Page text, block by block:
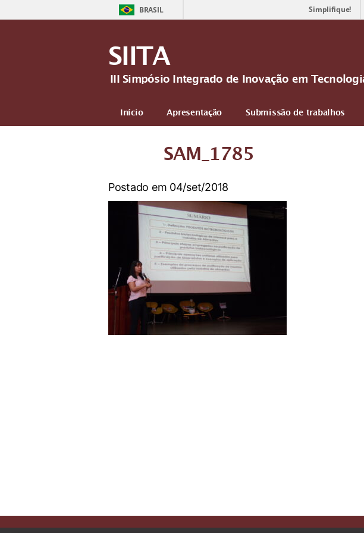
BRASIL Simplifique!
SIITA
III Simpósio Integrado de Inovação em
Início Apresentação Submissão de trabalhos
SAM_1785
Postado em 04/set/2018